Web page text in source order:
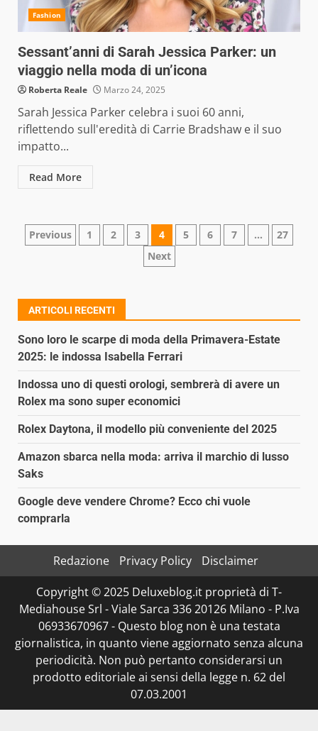
Fashion
Sessant’anni di Sarah Jessica Parker: un
viaggio nella moda di un’icona
Roberta Reale Marzo 24, 2025
Sarah Jessica Parker celebra i suoi 60 anni,
riflettendo sull'eredità di Carrie Bradshaw e il suo
impatto...
Read More
Paginazione
articoli
Previous 1 2 3 4 5 6 7 …
27
Next
ARTICOLI RECENTI
Sono loro le scarpe di moda della Primavera-Estate
2025: le indossa Isabella Ferrari
Indossa uno di questi orologi, sembrerà di avere un
Rolex ma sono super economici
Rolex Daytona, il modello più conveniente del 2025
Amazon sbarca nella moda: arriva il marchio di lusso
Saks
Google deve vendere Chrome? Ecco chi vuole
comprarla
Redazione Privacy Policy
Disclaimer
Copyright © 2025 Deluxeblog.it proprietà di T-
Mediahouse Srl - Viale Sarca 336 20126 Milano - P.Iva
06933670967 - Questo blog non è una testata
giornalistica, in quanto viene aggiornato senza alcuna
periodicità. Non può pertanto considerarsi un
prodotto editoriale ai sensi della legge n. 62 del
07.03.2001